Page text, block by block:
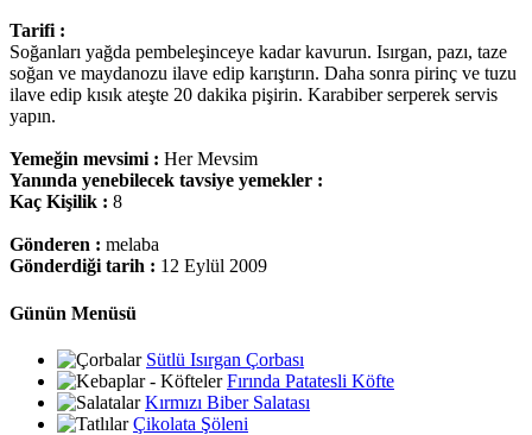
Tarifi :
Soğanları yağda pembeleşinceye kadar kavurun. Isırgan, pazı, taze
soğan ve maydanozu ilave edip karıştırın. Daha sonra pirinç ve tuzu
ilave edip kısık ateşte 20 dakika pişirin. Karabiber serperek servis
yapın.
Yemeğin mevsimi : Her Mevsim
Yanında yenebilecek tavsiye yemekler :
Kaç Kişilik : 8
Gönderen : melaba
Gönderdiği tarih : 12 Eylül 2009
Günün Menüsü
Sütlü Isırgan Çorbası
Fırında Patatesli Köfte
Kırmızı Biber Salatası
Çikolata Şöleni